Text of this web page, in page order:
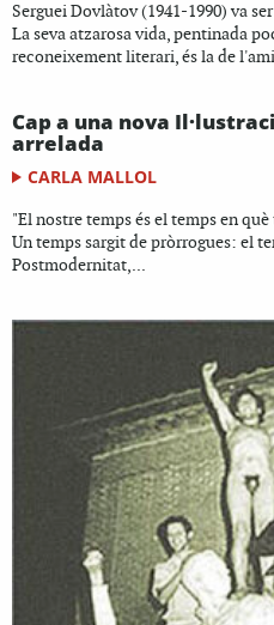
Serguei Dovlàtov (1941-1990) va
La seva atzarosa vida, pentinada
reconeixement literari, és la de
Cap a una nova
arrelada
CARLA MALLOL
"El nostre temps és el temps en
Un temps sargit de pròrrogues: el
Postmodernitat,...